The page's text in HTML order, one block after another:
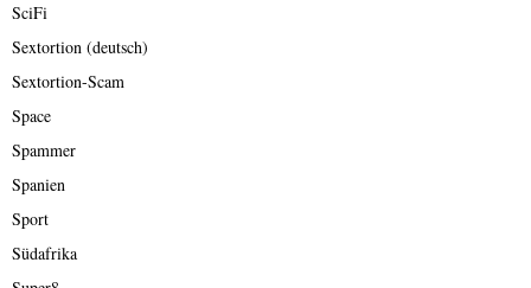
SciFi
Sextortion (deutsch)
Sextortion-Scam
Space
Spammer
Spanien
Sport
Südafrika